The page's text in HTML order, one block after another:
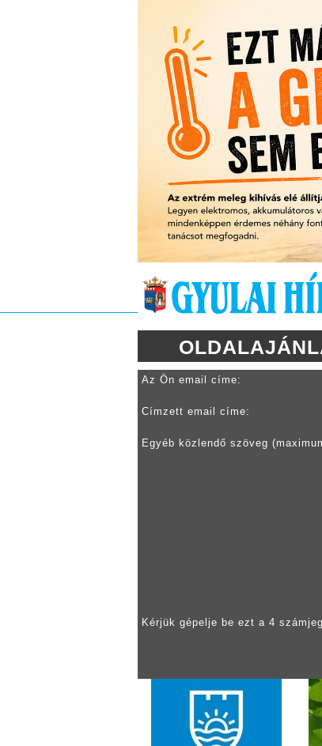
Az Ön email címe:
Címzett email címe:
Egyéb közlendő szöveg
Kérjük gépelje be ezt a 4